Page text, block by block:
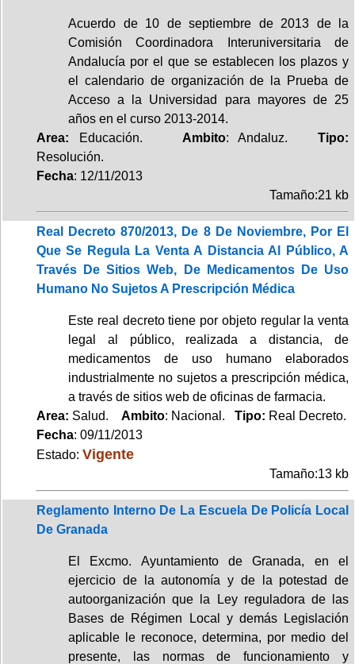
Acuerdo de 10 de septiembre de 2013 de la
Comisión Coordinadora Interuniversitaria de
Andalucía por el que se establecen los plazos y
el calendario de organización de la Prueba de
Acceso a la Universidad para mayores de 25
años en el curso 2013-2014.
Area: Educación. Ambito: Andaluz.Tipo:
Resolución.
Fecha: 12/11/2013
Tamaño:21 kb
Real Decreto 870/2013, De 8 De Noviembre, Por El
Que Se Regula La Venta A Distancia Al Público, A
Través De Sitios Web, De Medicamentos De Uso
Humano No Sujetos A Prescripción Médica
Este real decreto tiene por objeto regular la venta
legal al público, realizada a distancia, de
medicamentos de uso humano elaborados
industrialmente no sujetos a prescripción médica,
a través de sitios web de oficinas de farmacia.
Area: Salud. Ambito: Nacional. Tipo: Real Decreto.
Fecha: 09/11/2013
Estado: Vigente
Tamaño:13 kb
Reglamento Interno De La Escuela De Policía Local
De Granada
El Excmo. Ayuntamiento de Granada, en el
ejercicio de la autonomía y de la potestad de
autoorganización que la Ley reguladora de las
Bases de Régimen Local y demás Legislación
aplicable le reconoce, determina, por medio del
presente, las normas de funcionamiento y